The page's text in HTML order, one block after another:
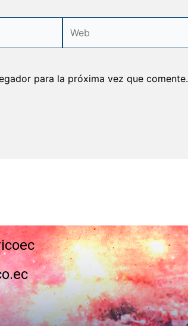
para la próxima vez que comente.